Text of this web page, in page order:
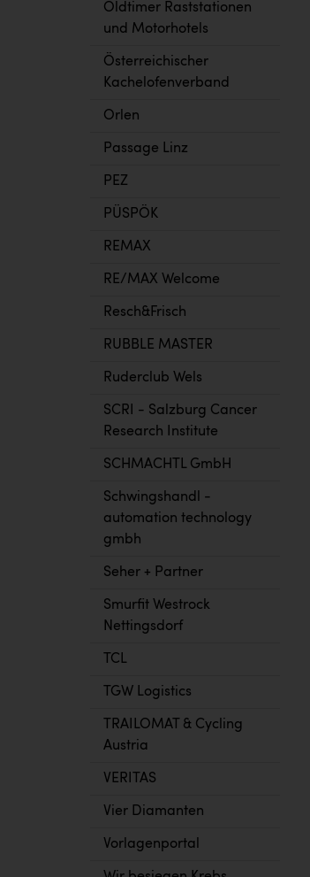
Oldtimer Raststationen
und Motorhotels
Österreichischer
Kachelofenverband
Orlen
Passage Linz
PEZ
PÜSPÖK
REMAX
RE/MAX Welcome
Resch&Frisch
RUBBLE MASTER
Ruderclub Wels
SCRI - Salzburg Cancer
Research Institute
SCHMACHTL GmbH
Schwingshandl -
automation technology
gmbh
Seher + Partner
Smurfit Westrock
Nettingsdorf
TCL
TGW Logistics
TRAILOMAT & Cycling
Austria
VERITAS
Vier Diamanten
Vorlagenportal